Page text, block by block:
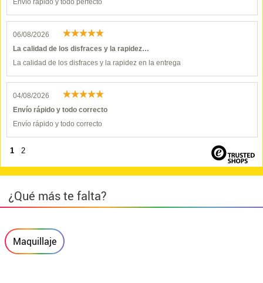
Envío rápido y todo perfecto
06/08/2026
La calidad de los disfraces y la rapidez…
La calidad de los disfraces y la rapidez en la entrega
04/08/2026
Envío rápido y todo correcto
Envío rápido y todo correcto
1 2
¿Qué más te falta?
Maquillaje